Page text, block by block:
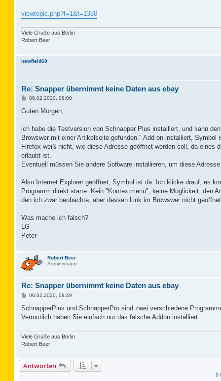
viewtopic.php?f=1&t=1380
Viele Grüße aus Berlin
Robert Beer
newfield60
Re: Snapper übernimmt keine Daten aus ebay
B
i
a
06.02.2020, 08:00
Guten Morgen,
ich habe die Testversion von Schnapper Plus installiert, und kann
Browswer mit einer Artikelseite gefunden." Add on installiert,
Firefox weiß nicht, wie diese Adresse geöffnet werden soll, da eines
erlaubt ist.
Eventuell müssen Sie andere Software installieren, um diese
Also Internet Explorer geöffnet, Symbol ist da. Ich klicke drauf, es
Programm direkt starte. Kein "Kontextmenü", keine Möglickeit, den
den ich zwar beobachte, aber dessen Link im Browswer nicht
Was mache ich falsch?
LG
Peter
Robert Beer
Administrator
Re: Snapper übernimmt keine Daten aus ebay
B
i
r
06.02.2020, 08:49
SchnapperPlus und SchnapperPro sind zwei verschiedene
Vermutlich haben Sie einfach nur das falsche Addon installiert...
Viele Grüße aus Berlin
Robert Beer
Antworten
8